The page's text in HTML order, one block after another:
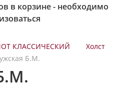
в корзине - необходимо
КЛАССИЧЕСКИЙ
Холст
Б.М.